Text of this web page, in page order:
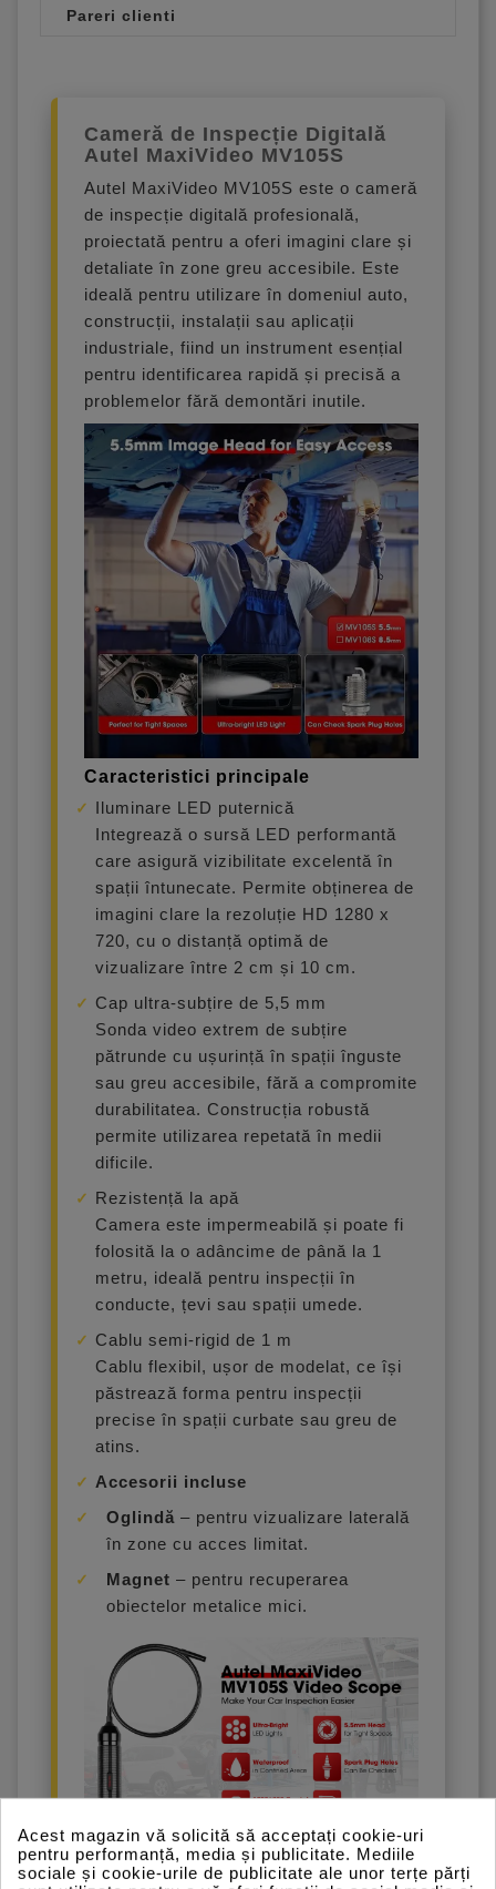
Pareri clienti
Cameră de Inspecție Digitală
Autel MaxiVideo MV105S
Autel MaxiVideo MV105S este o cameră
de inspecție digitală profesională,
proiectată pentru a oferi imagini clare și
detaliate în zone greu accesibile. Este
ideală pentru utilizare în domeniul auto,
construcții, instalații sau aplicații
industriale, fiind un instrument esențial
pentru identificarea rapidă și precisă a
problemelor fără demontări inutile.
Caracteristici principale
Iluminare LED puternică
Integrează o sursă LED performantă
care asigură vizibilitate excelentă în
spații întunecate. Permite obținerea de
imagini clare la rezoluție HD 1280 x
720, cu o distanță optimă de
vizualizare între 2 cm și 10 cm.
Cap ultra-subțire de 5,5 mm
Sonda video extrem de subțire
pătrunde cu ușurință în spații înguste
sau greu accesibile, fără a compromite
durabilitatea. Construcția robustă
permite utilizarea repetată în medii
dificile.
Rezistență la apă
Camera este impermeabilă și poate fi
folosită la o adâncime de până la 1
metru, ideală pentru inspecții în
conducte, țevi sau spații umede.
Cablu semi-rigid de 1 m
Cablu flexibil, ușor de modelat, ce își
păstrează forma pentru inspecții
precise în spații curbate sau greu de
atins.
Accesorii incluse
Oglindă – pentru vizualizare laterală
în zone cu acces limitat.
Magnet – pentru recuperarea
obiectelor metalice mici.
Compatibilitate extinsă
Acest magazin vă solicită să acceptați cookie-uri
pentru performanță, media și publicitate. Mediile
sociale și cookie-urile de publicitate ale unor terțe părți